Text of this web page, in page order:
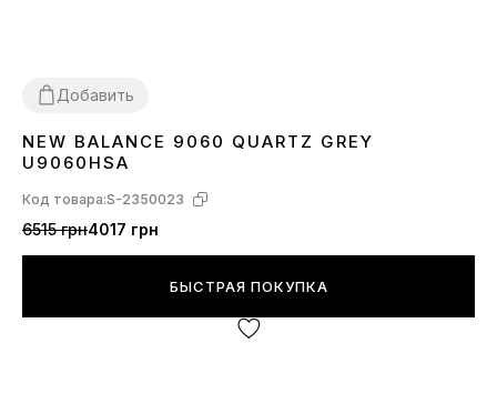
Добавить
3637 3839404142 43 4445
NEW BALANCE 9060 QUARTZ GREY
U9060HSA
Код товара:S-2350023
6515 грн4017 грн
БЫСТРАЯ ПОКУПКА